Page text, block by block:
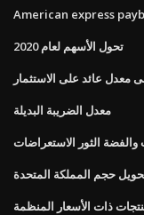
American express
تحول الأسهم لعام 2020
معدل عائد على الاستثمار
معدل الضريبة البديلة
والفضة الثور الاستعراضات
حجم المملكة المتحدة
ذات الأسعار المنظمة